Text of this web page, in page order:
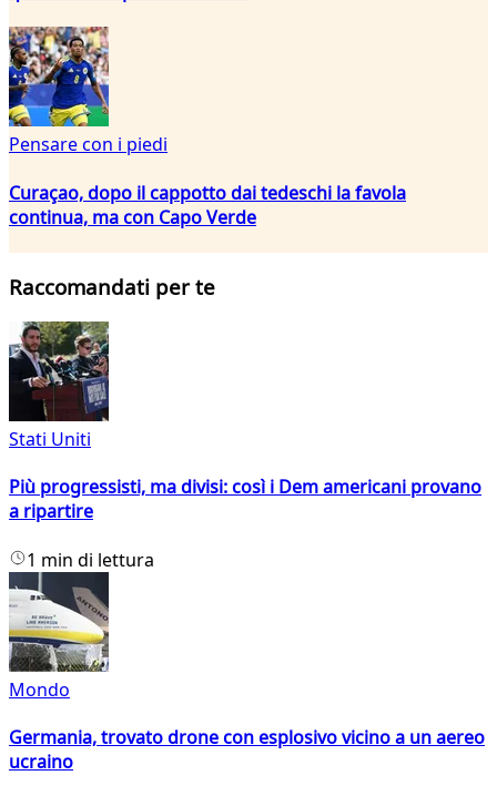
Pensare con i piedi
Curaçao, dopo il cappotto dai tedeschi la favola
continua, ma con Capo Verde
Raccomandati per te
Stati Uniti
Più progressisti, ma divisi: così i Dem americani provano
a ripartire
1 min di lettura
Mondo
Germania, trovato drone con esplosivo vicino a un aereo
ucraino